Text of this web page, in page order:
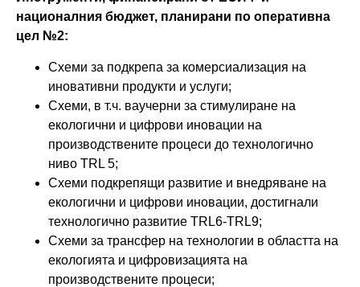
националния бюджет, планирани по оперативна
цел №2:
Схеми за подкрепа за комерсиализация на
иновативни продукти и услуги;
Схеми, в т.ч. ваучерни за стимулиране на
екологични и цифрови иновации на
производствените процеси до технологично
ниво TRL 5;
Схеми подкрепящи развитие и внедряване на
екологични и цифрови иновации, достигнали
технологично развитие TRL6-TRL9;
Схеми за трансфер на технологии в областта на
екологията и цифровизацията на
производствените процеси;